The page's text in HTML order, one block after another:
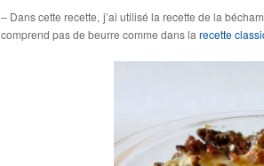
– Dans cette recette, j’ai utilisé la recette de la
comprend pas de beurre comme dans la recette